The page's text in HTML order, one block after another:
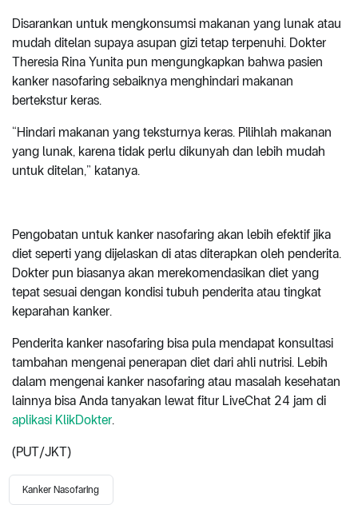
Disarankan untuk mengkonsumsi makanan yang lunak atau
mudah ditelan supaya asupan gizi tetap terpenuhi. Dokter
Theresia Rina Yunita pun mengungkapkan bahwa pasien
kanker nasofaring sebaiknya menghindari makanan
bertekstur keras.
“Hindari makanan yang teksturnya keras. Pilihlah makanan
yang lunak, karena tidak perlu dikunyah dan lebih mudah
untuk ditelan,” katanya.
Pengobatan untuk kanker nasofaring akan lebih efektif jika
diet seperti yang dijelaskan di atas diterapkan oleh penderita.
Dokter pun biasanya akan merekomendasikan diet yang
tepat sesuai dengan kondisi tubuh penderita atau tingkat
keparahan kanker.
Penderita kanker nasofaring bisa pula mendapat konsultasi
tambahan mengenai penerapan diet dari ahli nutrisi. Lebih
dalam mengenai kanker nasofaring atau masalah kesehatan
lainnya bisa Anda tanyakan lewat fitur LiveChat 24 jam di
aplikasi KlikDokter.
(PUT/JKT)
Kanker Nasofaring